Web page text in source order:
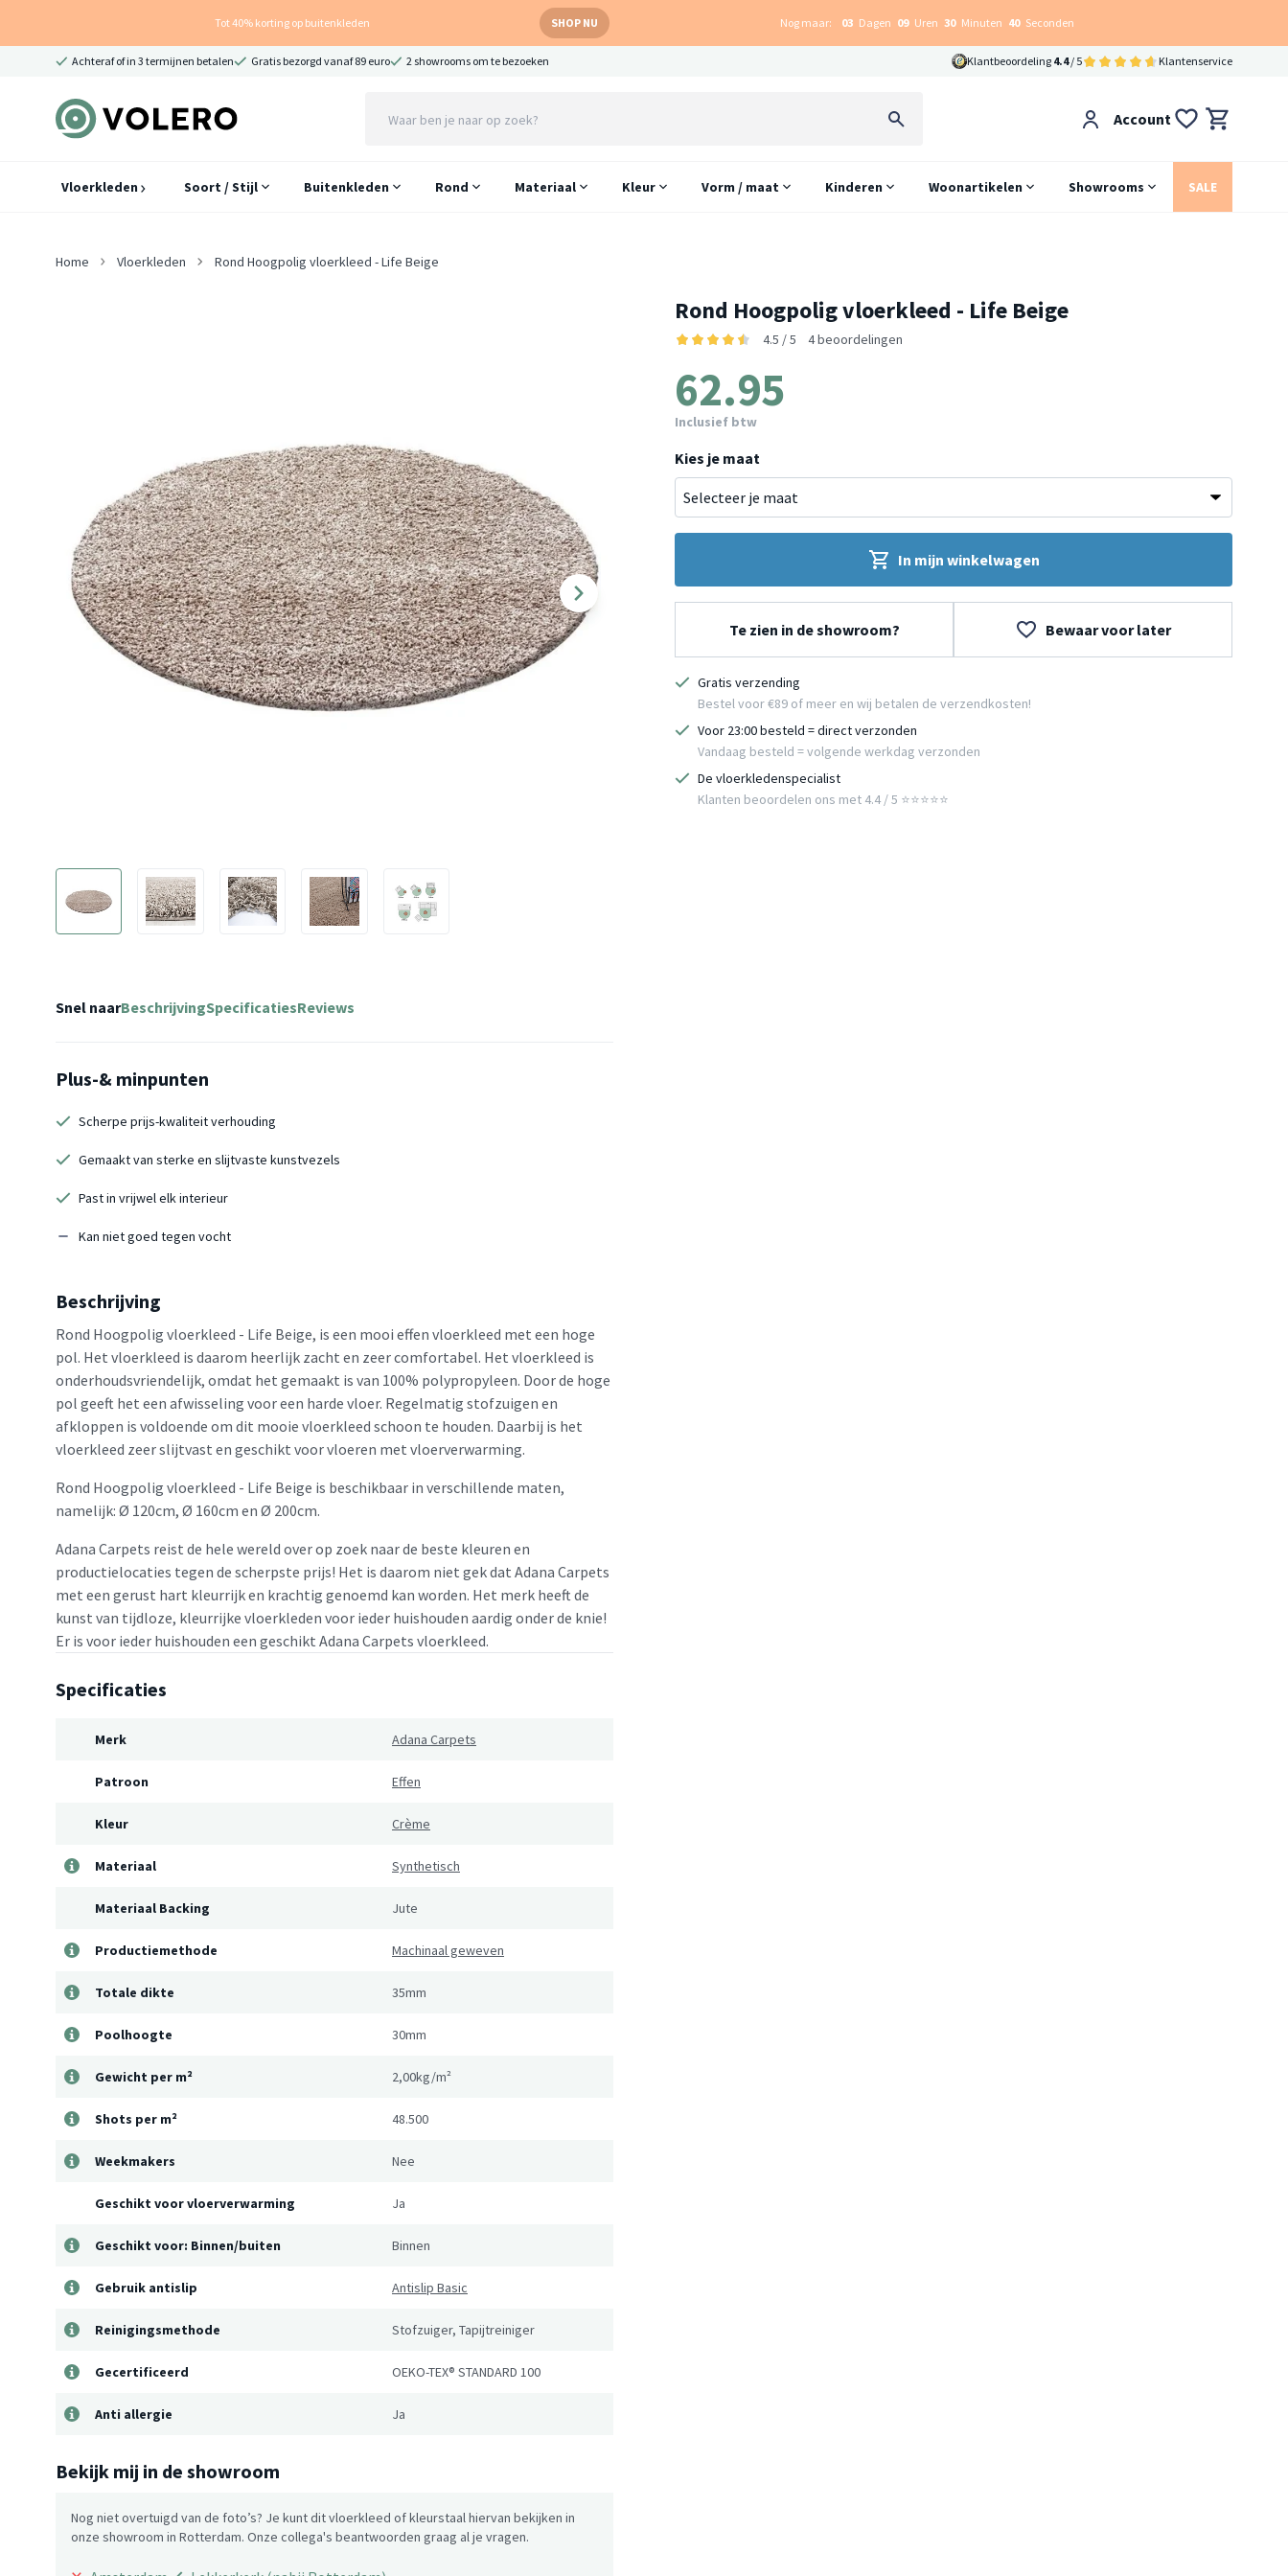
Tot 40% korting op buitenkleden SHOP NU Nog maar: 03 Dagen 09 Uren 30 Minuten 39 Seconden
Achteraf of in 3 termijnen betalen Gratis bezorgd vanaf 89 euro 2 showrooms om te bezoeken Klantbeoordeling 4.4/ 5 Klantenservice
Account
Vloerkleden Soort / Stijl Buitenkleden Rond Materiaal Kleur Vorm / maat Kinderen Woonartikelen Showrooms SALE
Home Vloerkleden Rond Hoogpolig vloerkleed - Life Beige
Rond Hoogpolig vloerkleed - Life Beige
4.5 / 5 4 beoordelingen
62.95
Inclusief btw
Kies je maat
In mijn winkelwagen
Te zien in de showroom? Bewaar voor later
Gratis verzending
Bestel voor €89 of meer en wij betalen de verzendkosten!
Voor 23:00 besteld = direct verzonden
Vandaag besteld = volgende werkdag verzonden
De vloerkledenspecialist
Klanten beoordelen ons met 4.4 / 5 ⭐⭐⭐⭐⭐
Snel naarBeschrijvingSpecificatiesReviews
Plus-& minpunten
Scherpe prijs-kwaliteit verhouding
Gemaakt van sterke en slijtvaste kunstvezels
Past in vrijwel elk interieur
Kan niet goed tegen vocht
Beschrijving
Rond Hoogpolig vloerkleed - Life Beige, is een mooi effen vloerkleed met een hoge
pol. Het vloerkleed is daarom heerlijk zacht en zeer comfortabel. Het vloerkleed is
onderhoudsvriendelijk, omdat het gemaakt is van 100% polypropyleen. Door de hoge
pol geeft het een afwisseling voor een harde vloer. Regelmatig stofzuigen en
afkloppen is voldoende om dit mooie vloerkleed schoon te houden. Daarbij is het
vloerkleed zeer slijtvast en geschikt voor vloeren met vloerverwarming.
Rond Hoogpolig vloerkleed - Life Beige is beschikbaar in verschillende maten,
namelijk: Ø 120cm, Ø 160cm en Ø 200cm.
Adana Carpets reist de hele wereld over op zoek naar de beste kleuren en
productielocaties tegen de scherpste prijs! Het is daarom niet gek dat Adana Carpets
met een gerust hart kleurrijk en krachtig genoemd kan worden. Het merk heeft de
kunst van tijdloze, kleurrijke vloerkleden voor ieder huishouden aardig onder de knie!
Er is voor ieder huishouden een geschikt Adana Carpets vloerkleed.
Specificaties
Merk Adana Carpets
Patroon Effen
Kleur Crème
Materiaal Synthetisch
Materiaal Backing Jute
Productiemethode Machinaal geweven
Totale dikte 35mm
Poolhoogte 30mm
Gewicht per m² 2,00kg/m²
Shots per m² 48.500
Weekmakers Nee
Geschikt voor vloerverwarming Ja
Geschikt voor: Binnen/buiten Binnen
Gebruik antislip Antislip Basic
Reinigingsmethode Stofzuiger, Tapijtreiniger
Gecertificeerd OEKO-TEX® STANDARD 100
Anti allergie Ja
Bekijk mij in de showroom
Nog niet overtuigd van de foto’s? Je kunt dit vloerkleed of kleurstaal hiervan bekijken in
onze showroom in Rotterdam. Onze collega's beantwoorden graag al je vragen.